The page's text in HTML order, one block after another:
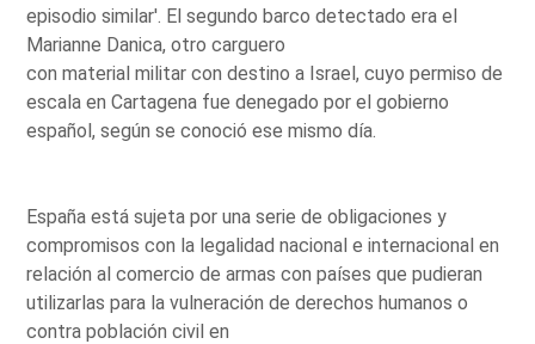
episodio similar'. El segundo barco detectado era el
Marianne Danica, otro carguero
con material militar con destino a Israel, cuyo permiso de
escala en Cartagena fue denegado por el gobierno
español, según se conoció ese mismo día.
España está sujeta por una serie de obligaciones y
compromisos con la legalidad nacional e internacional en
relación al comercio de armas con países que pudieran
utilizarlas para la vulneración de derechos humanos o
contra población civil en